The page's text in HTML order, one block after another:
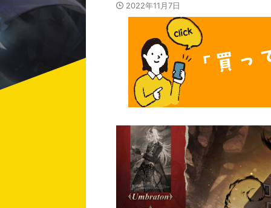
2022年11月7日